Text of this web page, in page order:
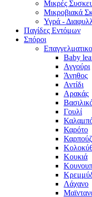
Μικρές
Μικροβιακά
Υγρά -
Παγίδες Εντόμων
Σπόροι
Baby
Αγγούρι
Άνηθος
Αντίδι
Αρακάς
Γουλί
Καρότο
Κουκιά
Λάχανο